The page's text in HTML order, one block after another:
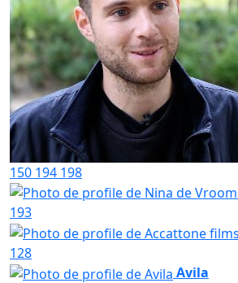
150 194 198
193
128
Avila